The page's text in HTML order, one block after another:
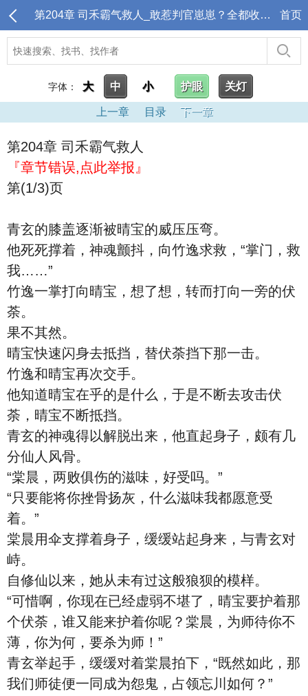
第204章 司禾霸气救人_敢惹判官崽崽？全都收拾下地府吧 首页
字体： 大 中 小 护眼 关灯
上一章 目录 下一章
第204章 司禾霸气救人
『章节错误,点此举报』
第(1/3)页
青玄的膝盖逐渐被晴宝的威压压弯。
他死死撑着，神魂颤抖，向竹逸求救，“掌门，救
我……”
竹逸一掌打向晴宝，想了想，转而打向一旁的伏
荼。
果不其然。
晴宝快速闪身去抵挡，替伏荼挡下那一击。
竹逸和晴宝再次交手。
他知道晴宝在乎的是什么，于是不断去攻击伏
荼，晴宝不断抵挡。
青玄的神魂得以解脱出来，他直起身子，颇有几
分仙人风骨。
“棠晨，两败俱伤的滋味，好受吗。”
“只要能将你挫骨扬灰，什么滋味我都愿意受
着。”
棠晨用伞支撑着身子，缓缓站起身来，与青玄对
峙。
自修仙以来，她从未有过这般狼狈的模样。
“可惜啊，你现在已经虚弱不堪了，晴宝要护着那
个伏荼，谁又能来护着你呢？棠晨，为师待你不
薄，你为何，要杀为师！”
青玄举起手，缓缓对着棠晨拍下，“既然如此，那
我们师徒便一同成为怨鬼，占领忘川如何？”